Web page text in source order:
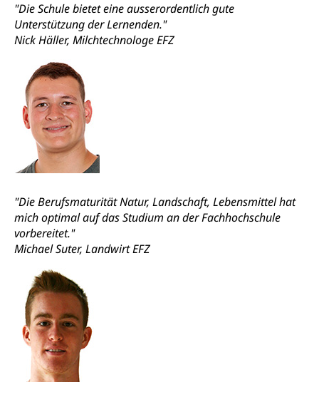
"Die Schule bietet eine ausserordentlich gute
Unterstützung der Lernenden."
Nick Häller, Milchtechnologe EFZ
"Die Berufsmaturität Natur, Landschaft, Lebensmittel hat
mich optimal auf das Studium an der Fachhochschule
vorbereitet."
Michael Suter, Landwirt EFZ